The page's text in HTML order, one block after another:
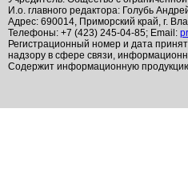
И.о. главного редактора: Голубь
Адрес: 690014, Приморский край, г.
Телефоны: +7 (423) 245-04-85; Email:
Регистрационный номер и дата
надзору в сфере связи,
Содержит информационную